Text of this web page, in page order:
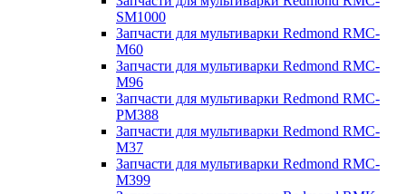
SM1000
Запчасти для мультиварки Redmond RMC-
M60
Запчасти для мультиварки Redmond RMC-
M96
Запчасти для мультиварки Redmond RMC-
PM388
Запчасти для мультиварки Redmond RMC-
M37
Запчасти для мультиварки Redmond RMC-
M399